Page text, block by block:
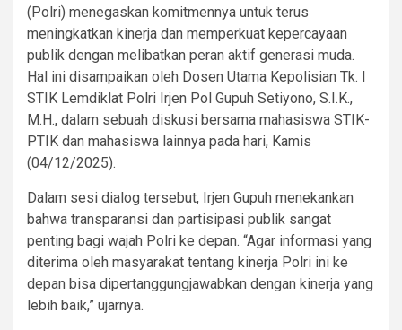
(Polri) menegaskan komitmennya untuk terus
meningkatkan kinerja dan memperkuat kepercayaan
publik dengan melibatkan peran aktif generasi muda.
Hal ini disampaikan oleh Dosen Utama Kepolisian Tk. I
STIK Lemdiklat Polri Irjen Pol Gupuh Setiyono, S.I.K.,
M.H., dalam sebuah diskusi bersama mahasiswa STIK-
PTIK dan mahasiswa lainnya pada hari, Kamis
(04/12/2025).
Dalam sesi dialog tersebut, Irjen Gupuh menekankan
bahwa transparansi dan partisipasi publik sangat
penting bagi wajah Polri ke depan. “Agar informasi yang
diterima oleh masyarakat tentang kinerja Polri ini ke
depan bisa dipertanggungjawabkan dengan kinerja yang
lebih baik,” ujarnya.